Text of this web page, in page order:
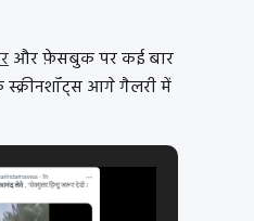
और फ़ेसबुक पर कई बार
आगे गैलरी में